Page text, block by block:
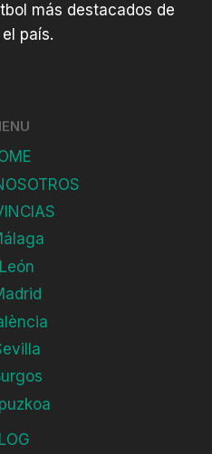
más destacados de
país.
León